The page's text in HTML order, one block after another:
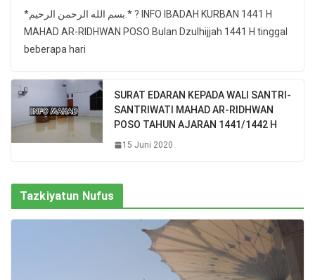
*بسم الله الرحمن الرحيم.* ? INFO IBADAH KURBAN 1441 H
MAHAD AR-RIDHWAN POSO Bulan Dzulhijjah 1441 H tinggal
beberapa hari
SURAT EDARAN KEPADA WALI SANTRI-
SANTRIWATI MAHAD AR-RIDHWAN
POSO TAHUN AJARAN 1441/1442 H
15 Juni 2020
Tazkiyatun Nufus